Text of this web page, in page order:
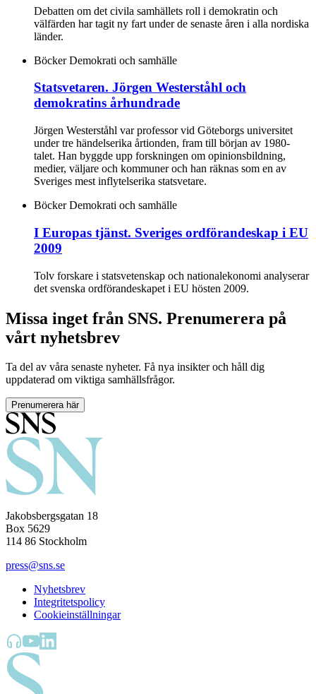
Debatten om det civila samhällets roll i demokratin och
välfärden har tagit ny fart under de senaste åren i alla nordiska
länder.
Böcker Demokrati och samhälle
Statsvetaren. Jörgen Westerståhl och
demokratins århundrade
Jörgen Westerståhl var professor vid Göteborgs universitet
under tre händelserika årtionden, fram till början av 1980-
talet. Han byggde upp forskningen om opinionsbildning,
medier, väljare och kommuner och han räknas som en av
Sveriges mest inflytelserika statsvetare.
Böcker Demokrati och samhälle
I Europas tjänst. Sveriges ordförandeskap i EU
2009
Tolv forskare i statsvetenskap och nationalekonomi analyserar
det svenska ordförandeskapet i EU hösten 2009.
Missa inget från SNS. Prenumerera på
vårt nyhetsbrev
Ta del av våra senaste nyheter. Få nya insikter och håll dig
uppdaterad om viktiga samhällsfrågor.
Prenumerera här
Jakobsbergsgatan 18
Box 5629
114 86 Stockholm
press@sns.se
Nyhetsbrev
Integritetspolicy
Cookieinställningar